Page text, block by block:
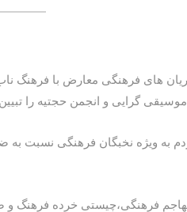
های فرهنگی معارض با فرهنگ
گرایی و انجمن حجتیه را
به ویژه نخبگان فرهنگی نسبت
تهاجم فرهنگی،چیستی خرده